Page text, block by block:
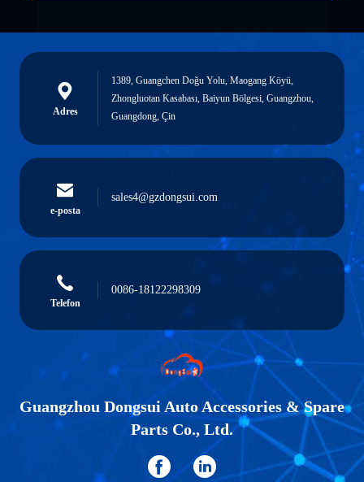
Adres
1389, Guangchen Doğu Yolu, Maogang Köyü,
Zhongluotan Kasabası, Baiyun Bölgesi, Guangzhou,
Guangdong, Çin
e-posta
sales4@gzdongsui.com
Telefon
0086-18122298309
Guangzhou Dongsui Auto Accessories & Spare
Parts Co., Ltd.